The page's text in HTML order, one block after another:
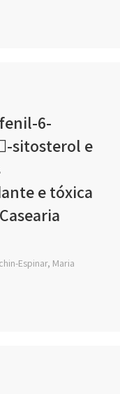
6-
sitosterol e
e tóxica
Espinar, Maria